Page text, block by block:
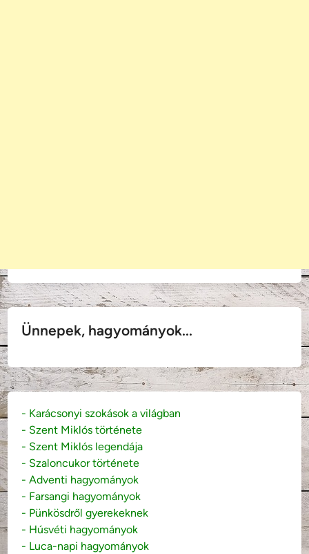
Ünnepek, hagyományok...
- Karácsonyi szokások a világban
- Szent Miklós története
- Szent Miklós legendája
- Szaloncukor története
- Adventi hagyományok
- Farsangi hagyományok
- Pünkösdről gyerekeknek
- Húsvéti hagyományok
- Luca-napi hagyományok